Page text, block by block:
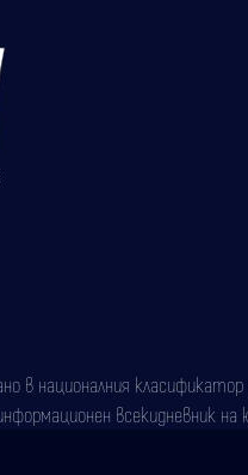
националния класификатор
всекидневник на